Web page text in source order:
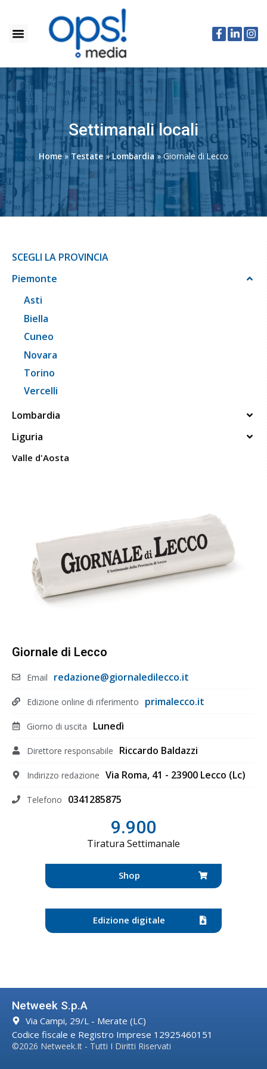
Settimanali locali
Home»Testate»Lombardia»Giornale di Lecco
SCEGLI LA PROVINCIA
Piemonte
Asti
Biella
Cuneo
Novara
Torino
Vercelli
Lombardia
Liguria
Valle d'Aosta
Giornale di Lecco
Email redazione@giornaledilecco.it
Edizione online di riferimento primalecco.it
Giorno di uscita Lunedì
Direttore responsabile Riccardo Baldazzi
Indirizzo redazione Via Roma, 41 - 23900 Lecco (Lc)
Telefono 0341285875
9.900
Tiratura Settimanale
Shop
Edizione digitale
Netweek S.p.A
Via Campi, 29/L - Merate (LC)
Codice fiscale e Registro Imprese 12925460151
©2026 Netweek.it - Tutti I Diritti Riservati